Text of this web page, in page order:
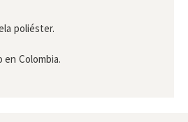
poliéster.
en Colombia.